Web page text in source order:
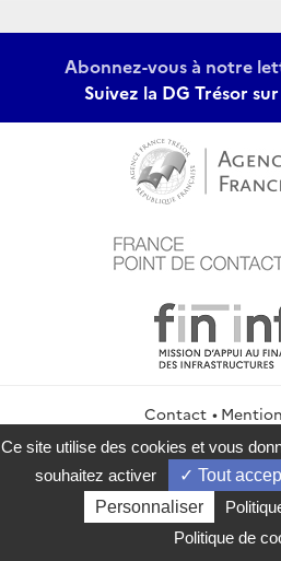
Abonnez-vous à notre
Suivez la DG Trésor
Contact
Politique de confidentialité
Gestion des cookies
service-public.gouv.fr
data.gouv.fr
Ce site utilise des cookies et vous
souhaitez activer
Tout
Personnaliser
Politique de